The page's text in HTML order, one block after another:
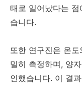
태로 일어났다는
습니다.
또한 연구진은 온
밀히 측정하며, 양
인했습니다. 이 결